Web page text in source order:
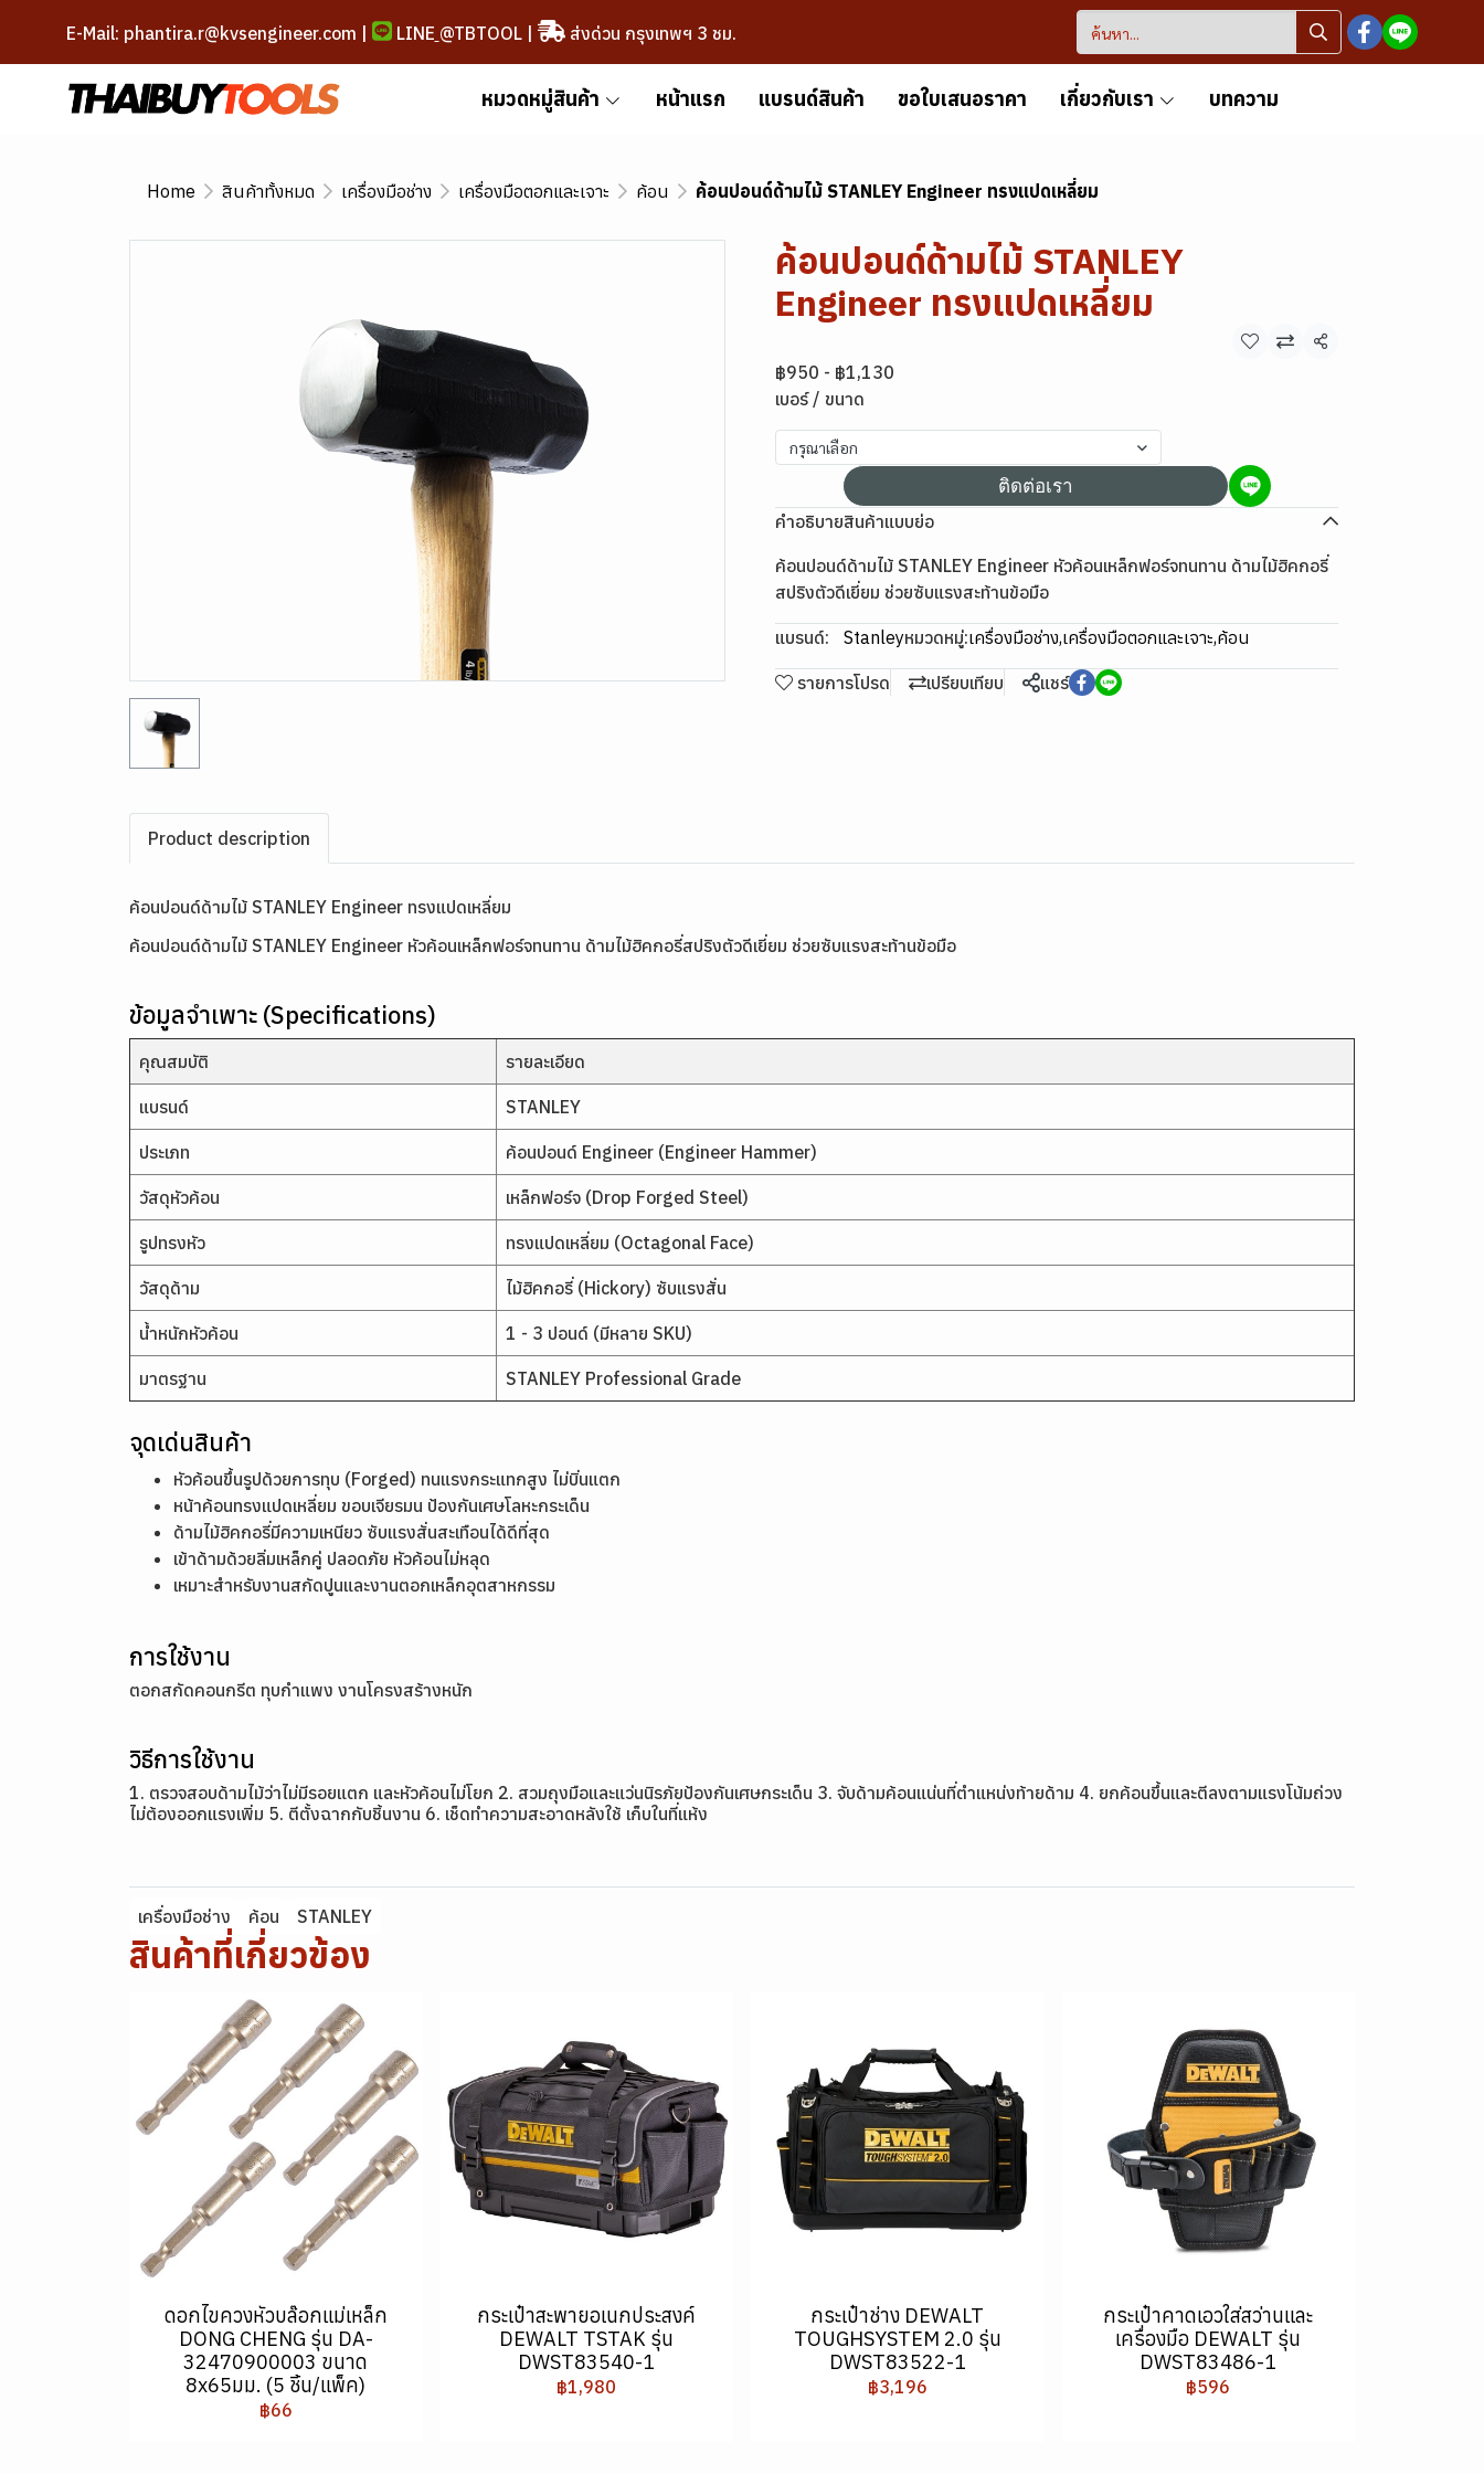
E-Mail: phantira.r@kvsengineer.com | LINE @TBTOOL| ส่งด่วน กรุงเทพฯ 3 ชม.
หมวดหมู่สินค้า หน้าแรก แบรนด์สินค้า ขอใบเสนอราคา เกี่ยวกับเรา บทความ
Home สินค้าทั้งหมด เครื่องมือช่าง เครื่องมือตอกและเจาะ ค้อน ค้อนปอนด์ด้ามไม้ STANLEY Engineer ทรงแปดเหลี่ยม
ค้อนปอนด์ด้ามไม้ STANLEY
Engineer ทรงแปดเหลี่ยม
แชร์
฿950 - ฿1,130
เบอร์ / ขนาด
กรุณาเลือก
ติดต่อเรา
คำอธิบายสินค้าแบบย่อ
ค้อนปอนด์ด้ามไม้ STANLEY Engineer หัวค้อนเหล็กฟอร์จทนทาน ด้ามไม้ฮิคกอรี่
สปริงตัวดีเยี่ยม ช่วยซับแรงสะท้านข้อมือ
แบรนด์: Stanleyหมวดหมู่:เครื่องมือช่าง,เครื่องมือตอกและเจาะ,ค้อน
รายการโปรด เปรียบเทียบ แชร์
Product description
ค้อนปอนด์ด้ามไม้ STANLEY Engineer ทรงแปดเหลี่ยม
ค้อนปอนด์ด้ามไม้ STANLEY Engineer หัวค้อนเหล็กฟอร์จทนทาน ด้ามไม้ฮิคกอรี่สปริงตัวดีเยี่ยม ช่วยซับแรงสะท้านข้อมือ
ข้อมูลจำเพาะ (Specifications)
คุณสมบัติ รายละเอียด
แบรนด์ STANLEY
ประเภท ค้อนปอนด์ Engineer (Engineer Hammer)
วัสดุหัวค้อน เหล็กฟอร์จ (Drop Forged Steel)
รูปทรงหัว ทรงแปดเหลี่ยม (Octagonal Face)
วัสดุด้าม ไม้ฮิคกอรี่ (Hickory) ซับแรงสั่น
น้ำหนักหัวค้อน 1 - 3 ปอนด์ (มีหลาย SKU)
มาตรฐาน STANLEY Professional Grade
จุดเด่นสินค้า
หัวค้อนขึ้นรูปด้วยการทุบ (Forged) ทนแรงกระแทกสูง ไม่บิ่นแตก
หน้าค้อนทรงแปดเหลี่ยม ขอบเจียรมน ป้องกันเศษโลหะกระเด็น
ด้ามไม้ฮิคกอรี่มีความเหนียว ซับแรงสั่นสะเทือนได้ดีที่สุด
เข้าด้ามด้วยลิ่มเหล็กคู่ ปลอดภัย หัวค้อนไม่หลุด
เหมาะสำหรับงานสกัดปูนและงานตอกเหล็กอุตสาหกรรม
การใช้งาน
ตอกสกัดคอนกรีต ทุบกำแพง งานโครงสร้างหนัก
วิธีการใช้งาน
1. ตรวจสอบด้ามไม้ว่าไม่มีรอยแตก และหัวค้อนไม่โยก 2. สวมถุงมือและแว่นนิรภัยป้องกันเศษกระเด็น 3. จับด้ามค้อนแน่นที่ตำแหน่งท้ายด้าม 4. ยกค้อนขึ้นและตีลงตามแรงโน้มถ่วง
ไม่ต้องออกแรงเพิ่ม 5. ตีตั้งฉากกับชิ้นงาน 6. เช็ดทำความสะอาดหลังใช้ เก็บในที่แห้ง
เครื่องมือช่าง ค้อน STANLEY
สินค้าที่เกี่ยวข้อง
ดอกไขควงหัวบล๊อกแม่เหล็ก
DONG CHENG รุ่น DA-
32470900003 ขนาด
8x65มม. (5 ชิ้น/แพ็ค)
฿66
กระเป๋าสะพายอเนกประสงค์
DEWALT TSTAK รุ่น
DWST83540-1
฿1,980
กระเป๋าช่าง DEWALT
TOUGHSYSTEM 2.0 รุ่น
DWST83522-1
฿3,196
กระเป๋าคาดเอวใส่สว่านและ
เครื่องมือ DEWALT รุ่น
DWST83486-1
฿596